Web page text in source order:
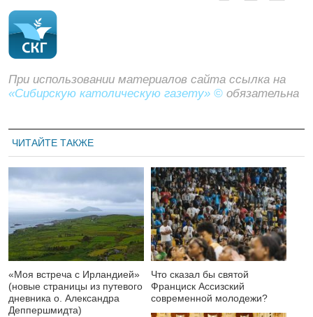
При использовании материалов сайта ссылка на
«Сибирскую католическую газету» © обязательна
ЧИТАЙТЕ ТАКЖЕ
«Моя встреча с Ирландией»
(новые страницы из путевого
дневника о. Александра
Деппершмидта)
Что сказал бы святой
Франциск Ассизский
современной молодежи?